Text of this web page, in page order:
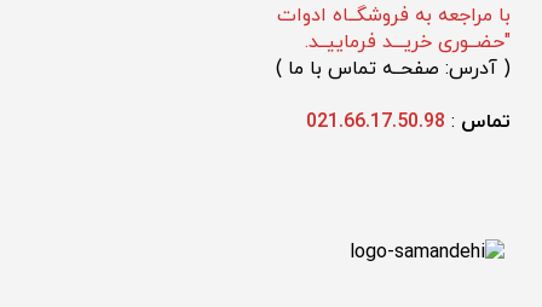
با مراجعه به فروشگــاه ادوات
"حضــوری خریـــد فرماییــد.
( آدرس: صفحــه تماس با ما )
تماس :
021.66.17.50.98